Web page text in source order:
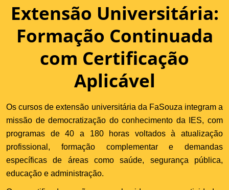
Extensão Universitária:
Formação Continuada
com Certificação
Aplicável
Os cursos de extensão universitária da FaSouza integram a
missão de democratização do conhecimento da IES, com
programas de 40 a 180 horas voltados à atualização
profissional, formação complementar e demandas
específicas de áreas como saúde, segurança pública,
educação e administração.